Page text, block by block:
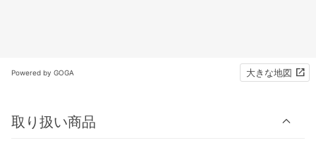
Powered by GOGA 大きな地図
取り扱い商品